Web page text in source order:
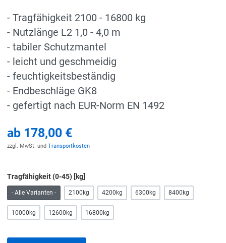
- Tragfähigkeit 2100 - 16800 kg
- Nutzlänge L2 1,0 - 4,0 m
- tabiler Schutzmantel
- leicht und geschmeidig
- feuchtigkeitsbeständig
- Endbeschläge GK8
- gefertigt nach EUR-Norm EN 1492
ab 178,00 €
zzgl. MwSt. und Transportkosten
Tragfähigkeit (0-45) [kg]
- Alle Varianten - 2100kg 4200kg 6300kg 8400kg
10000kg 12600kg 16800kg